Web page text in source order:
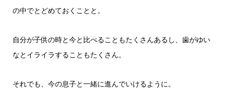
の中でとどめておくことと。
自分が子供の時と今と比べることもたくさんあるし、歯がゆい
なとイライラすることもたくさん。
それでも、今の息子と一緒に進んでいけるように。